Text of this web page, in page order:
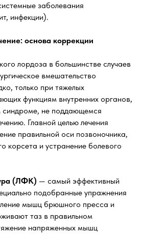
заболевания
инфекции).
основа коррекции
лордоза в большинстве случаев
вмешательство
только при тяжелых
функциям внутренних органов,
синдроме, не поддающемся
Главной целью лечения
правильной оси позвоночника,
корсета и устранение болевого
(ЛФК) — самый эффективный
подобранные упражнения
мышц брюшного пресса и
таз в правильном
напряженных мышц